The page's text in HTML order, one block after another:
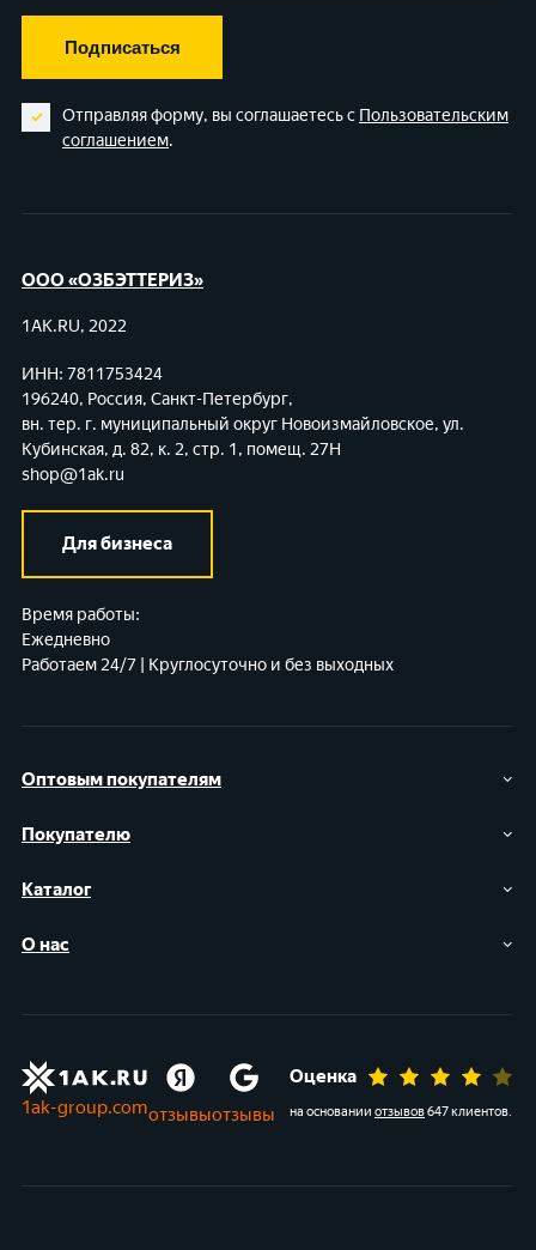
Подписаться
Отправляя форму, вы соглашаетесь с Пользовательским
соглашением.
Оптовым покупателям
Покупателю
Каталог
О нас
ООО «ОЗБЭТТЕРИЗ»
1AK.RU, 2022
ИНН: 7811753424
196240, Россия, Санкт-Петербург,
вн. тер. г. муниципальный округ Новоизмайловское, ул.
Кубинская, д. 82, к. 2, стр. 1, помещ. 27Н
shop@1ak.ru
Для бизнеса
Время работы:
Ежедневно
Работаем 24/7 | Круглосуточно и без выходных
1ak-group.comотзывыотзывы
Оценка
на основании отзывов647 клиентов.